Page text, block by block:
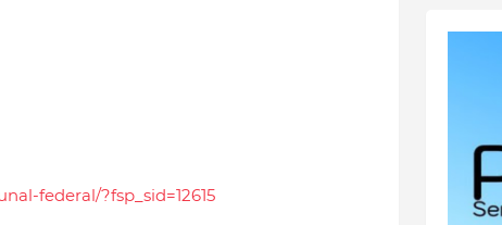
federal/?fsp_sid=12615